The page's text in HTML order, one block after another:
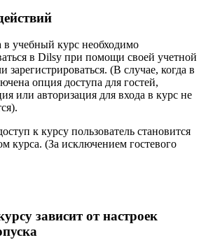
в учебный курс необходимо
в Dilsy при помощи своей учетной
зарегистрироваться. (В случае, когда в
опция доступа для гостей,
или авторизация для входа в курс не
к курсу пользователь становится
курса. (За исключением гостевого
зависит от настроек